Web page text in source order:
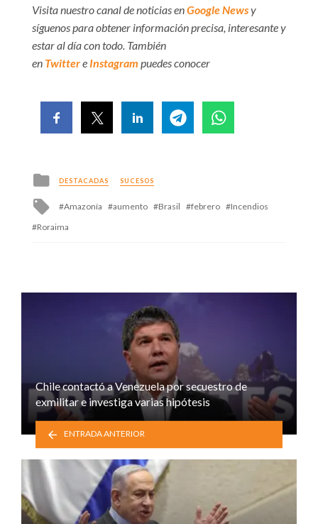
Visita nuestro canal de noticias enGoogle Newsy
síguenos para obtener información precisa, interesante y
estar al día con todo. También
en Twittere Instagram puedes conocer
Posted
in
DESTACADAS SUCESOS
Tagged
Amazonía aumento Brasil febrero
Incendios
Roraima
Chile contactó a Venezuela por secuestro de
exmilitar e investiga varias hipótesis
ENTRADA ANTERIOR